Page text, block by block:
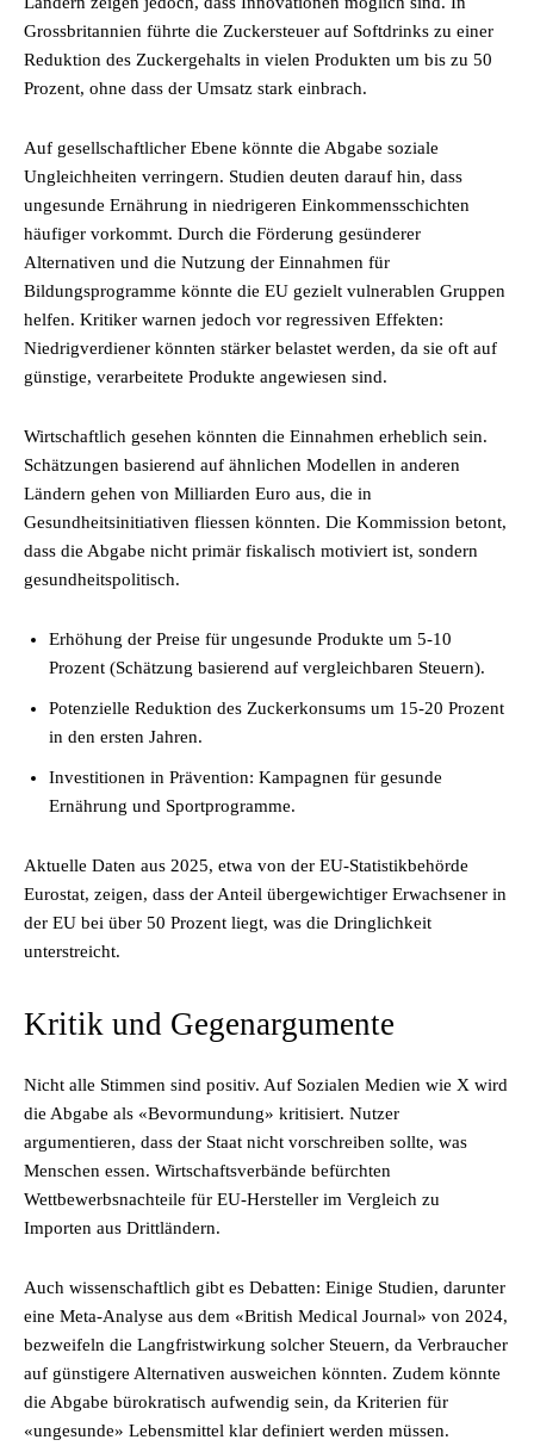
Grossbritannien führte die Zuckersteuer auf Softdrinks zu einer
Reduktion des Zuckergehalts in vielen Produkten um bis zu 50
Prozent, ohne dass der Umsatz stark einbrach.
Auf gesellschaftlicher Ebene könnte die Abgabe soziale
Ungleichheiten verringern. Studien deuten darauf hin, dass
ungesunde Ernährung in niedrigeren Einkommensschichten
häufiger vorkommt. Durch die Förderung gesünderer
Alternativen und die Nutzung der Einnahmen für
Bildungsprogramme könnte die EU gezielt vulnerablen Gruppen
helfen. Kritiker warnen jedoch vor regressiven Effekten:
Niedrigverdiener könnten stärker belastet werden, da sie oft auf
günstige, verarbeitete Produkte angewiesen sind.
Wirtschaftlich gesehen könnten die Einnahmen erheblich sein.
Schätzungen basierend auf ähnlichen Modellen in anderen
Ländern gehen von Milliarden Euro aus, die in
Gesundheitsinitiativen fliessen könnten. Die Kommission betont,
dass die Abgabe nicht primär fiskalisch motiviert ist, sondern
gesundheitspolitisch.
Erhöhung der Preise für ungesunde Produkte um 5-10
Prozent (Schätzung basierend auf vergleichbaren Steuern).
Potenzielle Reduktion des Zuckerkonsums um 15-20 Prozent
in den ersten Jahren.
Investitionen in Prävention: Kampagnen für gesunde
Ernährung und Sportprogramme.
Aktuelle Daten aus 2025, etwa von der EU-Statistikbehörde
Eurostat, zeigen, dass der Anteil übergewichtiger Erwachsener in
der EU bei über 50 Prozent liegt, was die Dringlichkeit
unterstreicht.
Kritik und Gegenargumente
Nicht alle Stimmen sind positiv. Auf Sozialen Medien wie X wird
die Abgabe als «Bevormundung» kritisiert. Nutzer
argumentieren, dass der Staat nicht vorschreiben sollte, was
Menschen essen. Wirtschaftsverbände befürchten
Wettbewerbsnachteile für EU-Hersteller im Vergleich zu
Importen aus Drittländern.
Auch wissenschaftlich gibt es Debatten: Einige Studien, darunter
eine Meta-Analyse aus dem «British Medical Journal» von 2024,
bezweifeln die Langfristwirkung solcher Steuern, da Verbraucher
auf günstigere Alternativen ausweichen könnten. Zudem könnte
die Abgabe bürokratisch aufwendig sein, da Kriterien für
«ungesunde» Lebensmittel klar definiert werden müssen.